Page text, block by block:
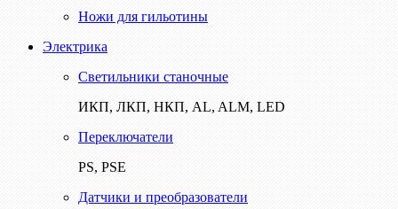
Ножи для гильотины
Электрика
Светильники станочные
ИКП, ЛКП, НКП, AL, ALM, LED
Переключатели
PS, PSE
Датчики и преобразователи